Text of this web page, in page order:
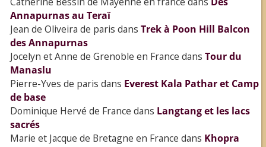
Annapurnas au Teraï
Jean de Oliveira de paris dans Trek à Poon Hill Balcon
des Annapurnas
Jocelyn et Anne de Grenoble en France dans Tour du
Manaslu
Pierre-Yves de paris dans Everest Kala Pathar et Camp
de base
Dominique Hervé de France dans Langtang et les lacs
sacrés
Marie et Jacque de Bretagne en France dans Khopra